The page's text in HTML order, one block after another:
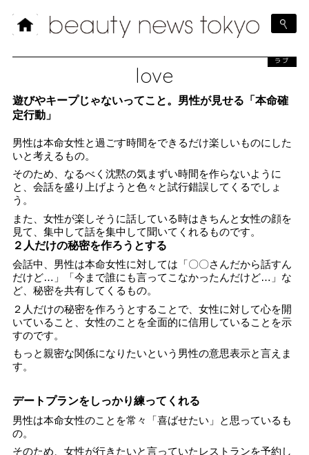
love
ラブ
遊びやキープじゃないってこと。男性が見せる「本命確
定行動」
男性は本命女性と過ごす時間をできるだけ楽しいものにした
いと考えるもの。
そのため、なるべく沈黙の気まずい時間を作らないように
と、会話を盛り上げようと色々と試行錯誤してくるでしょ
う。
また、女性が楽しそうに話している時はきちんと女性の顔を
見て、集中して話を集中して聞いてくれるものです。
２人だけの秘密を作ろうとする
会話中、男性は本命女性に対しては「〇〇さんだから話すん
だけど…」「今まで誰にも言ってこなかったんだけど…」な
ど、秘密を共有してくるもの。
２人だけの秘密を作ろうとすることで、女性に対して心を開
いていること、女性のことを全面的に信用していることを示
すのです。
もっと親密な関係になりたいという男性の意思表示と言えま
す。
デートプランをしっかり練ってくれる
男性は本命女性のことを常々「喜ばせたい」と思っているも
の。
そのため、女性が行きたいと言っていたレストランを予約し